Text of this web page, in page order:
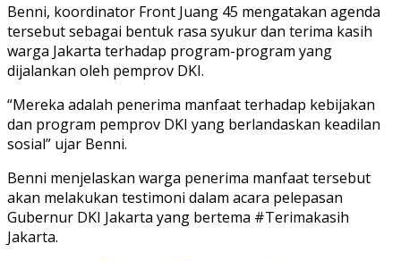
Benni, koordinator Front Juang 45 mengatakan agenda
tersebut sebagai bentuk rasa syukur dan terima kasih
warga Jakarta terhadap program-program yang
dijalankan oleh pemprov DKI.
“Mereka adalah penerima manfaat terhadap kebijakan
dan program pemprov DKI yang berlandaskan keadilan
sosial” ujar Benni.
Benni menjelaskan warga penerima manfaat tersebut
akan melakukan testimoni dalam acara pelepasan
Gubernur DKI Jakarta yang bertema #Terimakasih
Jakarta.